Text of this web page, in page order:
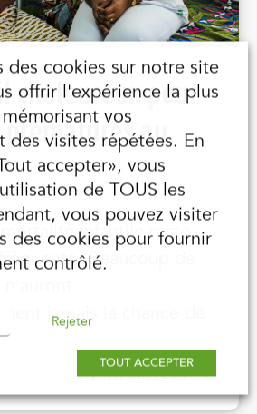
chaleureux pour
au
infantile reste
Beaucoup de
jamais la chance de
EN SAVOIR PLUS
des cookies sur notre site
offrir l'expérience la plus
vos
des visites répétées. En
accepter», vous
de TOUS les
vous pouvez visiter
des cookies pour fournir
contrôlé.
Rejeter
TOUT ACCEPTER